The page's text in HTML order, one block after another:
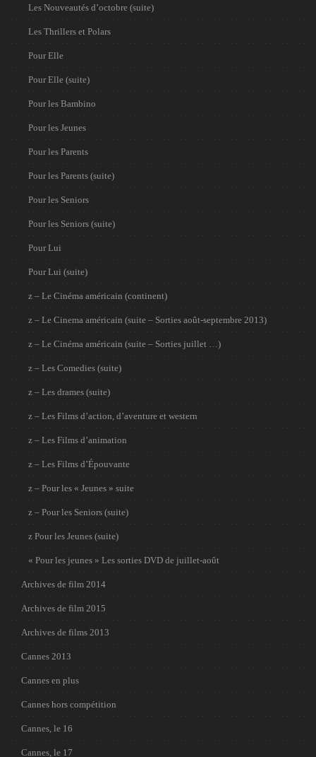
Les Nouveautés d’octobre (suite)
Les Thrillers et Polars
Pour Elle
Pour Elle (suite)
Pour les Bambino
Pour les Jeunes
Pour les Parents
Pour les Parents (suite)
Pour les Seniors
Pour les Seniors (suite)
Pour Lui
Pour Lui (suite)
z – Le Cinéma américain (continent)
z – Le Cinema américain (suite – Sorties août-septembre 2013)
z – Le Cinéma américain (suite – Sorties juillet …)
z – Les Comedies (suite)
z – Les drames (suite)
z – Les Films d’action, d’aventure et western
z – Les Films d’animation
z – Les Films d’Épouvante
z – Pour les « Jeunes » suite
z – Pour les Seniors (suite)
z Pour les Jeunes (suite)
« Pour les jeunes » Les sorties DVD de juillet-août
Archives de film 2014
Archives de film 2015
Archives de films 2013
Cannes 2013
Cannes en plus
Cannes hors compétition
Cannes, le 16
Cannes, le 17